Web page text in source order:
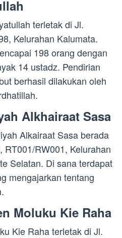
terletak di Jl.
Kelurahan Kalumata.
198 orang dengan
14 ustadz. Pendirian
berhasil dilakukan oleh
Alkhairaat Sasa
Alkairaat Sasa berada
RW001, Kelurahan
Selatan. Di sana terdapat
mengajarkan tentang
Moluku Kie Raha
Kie Raha terletak di Jl.